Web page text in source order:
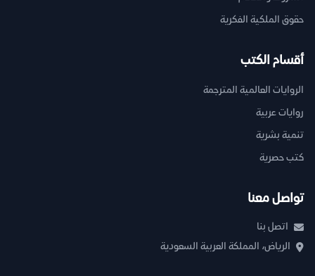
حقوق الملكية الفكرية
أقسام الكتب
الروايات العالمية المترجمة
روايات عربية
تنمية بشرية
كتب حصرية
تواصل معنا
اتصل بنا
الرياض، المملكة العربية السعودية